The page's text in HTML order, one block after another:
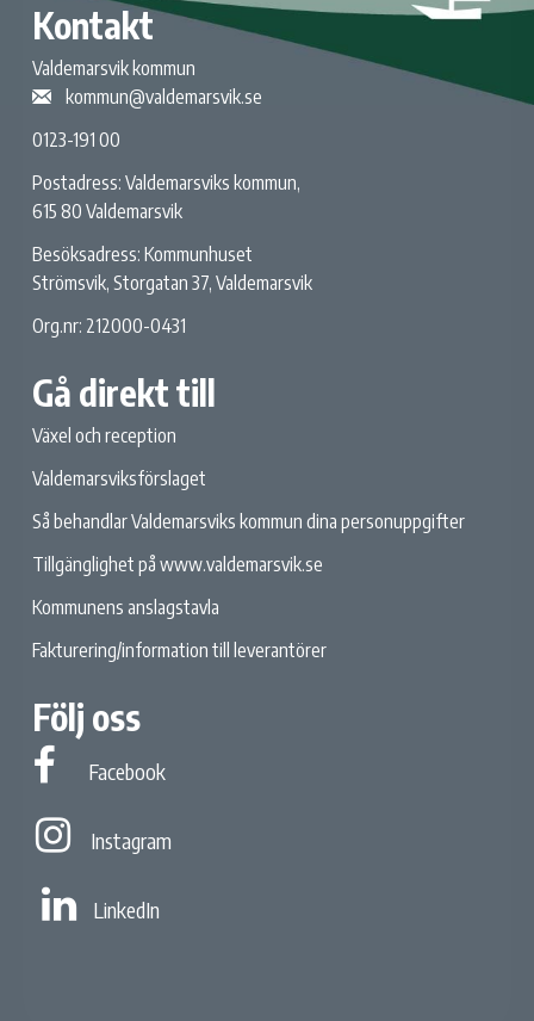
Kontakt
Valdemarsvik kommun
kommun@valdemarsvik.se
0123-191 00
Postadress: Valdemarsviks kommun,
615 80 Valdemarsvik
Besöksadress: Kommunhuset
Strömsvik, Storgatan 37, Valdemarsvik
Org.nr: 212000-0431
Gå direkt till
Växel och reception
Valdemarsviksförslaget
Så behandlar Valdemarsviks kommun dina personuppgifter
Tillgänglighet på www.valdemarsvik.se
Kommunens anslagstavla
Fakturering/information till leverantörer
Följ oss
Facebook
Facebook
Instagram
Instagram
LinkedIn
Linked In